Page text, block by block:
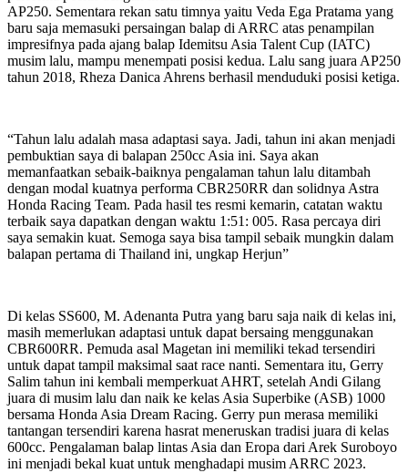
AP250. Sementara rekan satu timnya yaitu Veda Ega Pratama yang
baru saja memasuki persaingan balap di ARRC atas penampilan
impresifnya pada ajang balap Idemitsu Asia Talent Cup (IATC)
musim lalu, mampu menempati posisi kedua. Lalu sang juara AP250
tahun 2018, Rheza Danica Ahrens berhasil menduduki posisi ketiga.
“Tahun lalu adalah masa adaptasi saya. Jadi, tahun ini akan menjadi
pembuktian saya di balapan 250cc Asia ini. Saya akan
memanfaatkan sebaik-baiknya pengalaman tahun lalu ditambah
dengan modal kuatnya performa CBR250RR dan solidnya Astra
Honda Racing Team. Pada hasil tes resmi kemarin, catatan waktu
terbaik saya dapatkan dengan waktu 1:51: 005. Rasa percaya diri
saya semakin kuat. Semoga saya bisa tampil sebaik mungkin dalam
balapan pertama di Thailand ini, ungkap Herjun”
Di kelas SS600, M. Adenanta Putra yang baru saja naik di kelas ini,
masih memerlukan adaptasi untuk dapat bersaing menggunakan
CBR600RR. Pemuda asal Magetan ini memiliki tekad tersendiri
untuk dapat tampil maksimal saat race nanti. Sementara itu, Gerry
Salim tahun ini kembali memperkuat AHRT, setelah Andi Gilang
juara di musim lalu dan naik ke kelas Asia Superbike (ASB) 1000
bersama Honda Asia Dream Racing. Gerry pun merasa memiliki
tantangan tersendiri karena hasrat meneruskan tradisi juara di kelas
600cc. Pengalaman balap lintas Asia dan Eropa dari Arek Suroboyo
ini menjadi bekal kuat untuk menghadapi musim ARRC 2023.